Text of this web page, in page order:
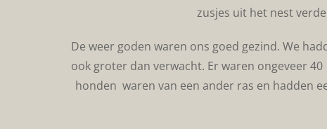
zusjes uit het nest
De weer goden waren ons goed gezind. We
ook groter dan verwacht. Er waren ongeveer
honden waren van een ander ras en hadden